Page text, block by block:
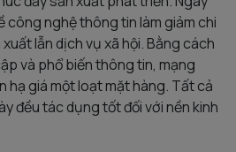
công nghệ thông tin làm giảm chi
lẫn dịch vụ xã hội. Bằng cách
và phổ biến thông tin, mạng
giá một loạt mặt hàng. Tất cả
đều tác dụng tốt đối với nền kinh